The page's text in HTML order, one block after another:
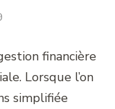
financière
Lorsque l’on
simplifiée